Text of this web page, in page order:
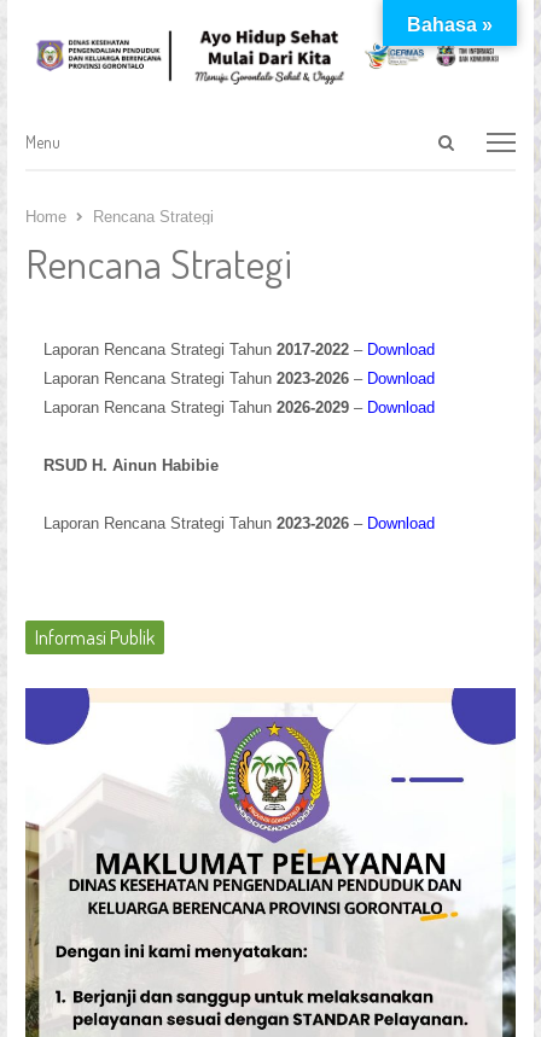
Open
Menu
Menu
Home Rencana Strategi
Rencana Strategi
Laporan Rencana Strategi Tahun 2017-2022– Download
Laporan Rencana Strategi Tahun 2023-2026– Download
Laporan Rencana Strategi Tahun 2026-2029– Download
RSUD H. Ainun Habibie
Laporan Rencana Strategi Tahun 2023-2026– Download
Informasi Publik
Bahasa »